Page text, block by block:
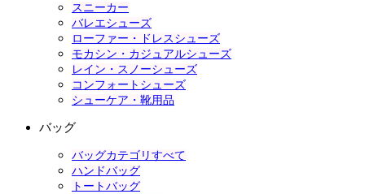
スニーカー
バレエシューズ
ローファー・ドレスシューズ
モカシン・カジュアルシューズ
レイン・スノーシューズ
コンフォートシューズ
シューケア・靴用品
バッグ
バッグカテゴリすべて
ハンドバッグ
トートバッグ